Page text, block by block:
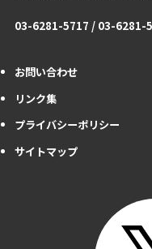
03-6281-5717 / 03-6281-
お問い合わせ
リンク集
プライバシーポリシー
サイトマップ